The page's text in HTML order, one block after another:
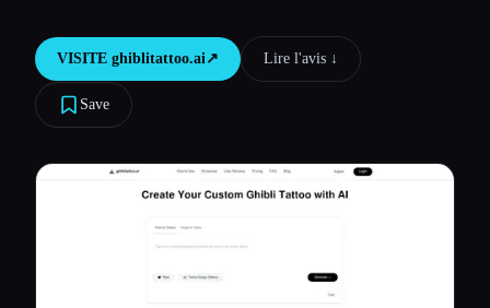
Blog
Toutes les catégories
VISITE ghiblitattoo.ai↗︎ Lire l'avis ↓︎
Save